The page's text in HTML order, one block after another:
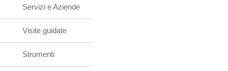
Servizi e Aziende
Visite guidate
Strumenti